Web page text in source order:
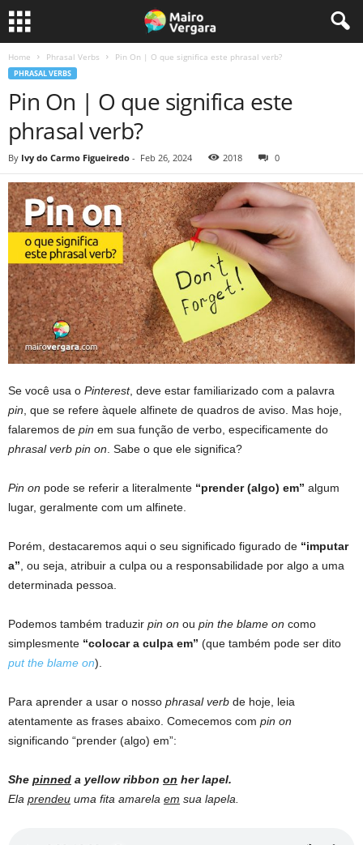
Home Phrasal Verbs Pin On | O que significa este phrasal verb?
PHRASAL VERBS
Pin On | O que significa este
phrasal verb?
By Ivy do Carmo Figueiredo - Feb 26, 2024 2018 0
Se você usa o Pinterest, deve estar familiarizado com a palavra
pin , que se refere àquele alfinete de quadros de aviso. Mas hoje,
falaremos de pin em sua função de verbo, especificamente do
phrasal verb pin on . Sabe o que ele significa?
Pin on pode se referir a literalmente “prender (algo) em” algum
lugar, geralmente com um alfinete.
Porém, destacaremos aqui o seu significado figurado de “imputar
a” , ou seja, atribuir a culpa ou a responsabilidade por algo a uma
determinada pessoa.
Podemos também traduzir pin on ou pin the blame on como
simplesmente “colocar a culpa em” (que também pode ser dito
put the blame on).
Para aprender a usar o nosso phrasal verb de hoje, leia
atentamente as frases abaixo. Comecemos com pin on
significando “prender (algo) em”:
She pinned a yellow ribbon on her lapel.
Ela prendeu uma fita amarela em sua lapela.